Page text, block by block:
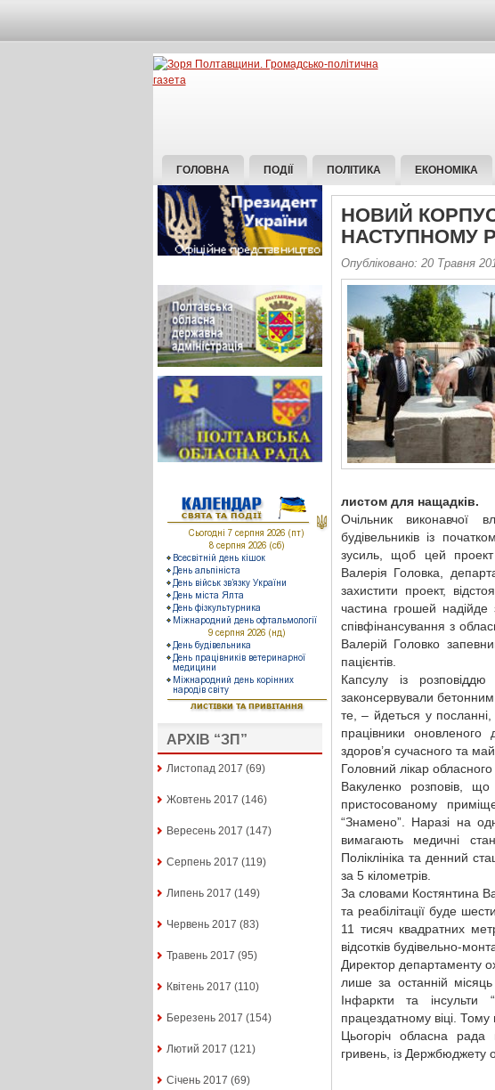
ГОЛОВНА ПОДІЇ ПОЛІТИКА ЕКОНОМІКА
АРХІВ “ЗП”
Листопад 2017 (69)
Жовтень 2017 (146)
Вересень 2017 (147)
Серпень 2017 (119)
Липень 2017 (149)
Червень 2017 (83)
Травень 2017 (95)
Квітень 2017 (110)
Березень 2017 (154)
Лютий 2017 (121)
Січень 2017 (69)
НОВИЙ
НАСТУПНОМУ
Опубліковано: 20 Травня
листом для нащадків.
Очільник виконавчої
будівельників із
зусиль, щоб цей
Валерія Головка,
захистити проект,
частина грошей надійде
співфінансування з
Валерій Головко
пацієнтів.
Капсулу із
законсервували
те, – йдеться у
працівники
здоров’я сучасного та
Головний лікар обласного
Вакуленко розповів,
пристосованому
“Знамено”. Наразі на
вимагають медичні
Поліклініка та денний
за 5 кілометрів.
За словами Костянтина
та реабілітації буде
11 тисяч квадратних
відсотків будівельно-
Директор департаменту
лише за останній
Інфаркти та інсульти
працездатному віці.
Цьогоріч обласна рада
гривень, із Держбюджету